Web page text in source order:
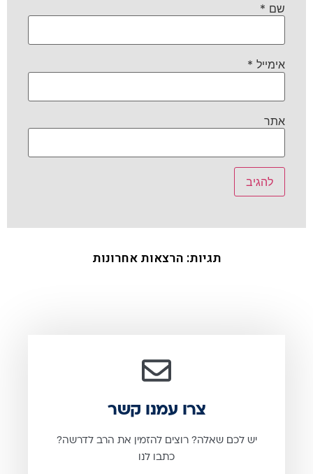
שם *
אימייל *
אתר
תגיות: הרצאות אחרונות
צרו עמנו קשר
יש לכם שאלה? רוצים להזמין את הרב לדרשה?
כתבו לנו